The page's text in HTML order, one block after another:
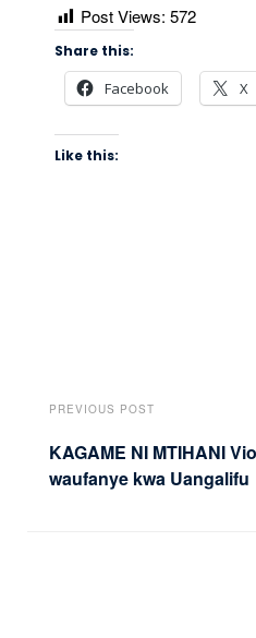
Post Views: 572
Share this:
Facebook X
Like this:
PREVIOUS POST
KAGAME NI MTIHANI
waufanye kwa Uangalifu